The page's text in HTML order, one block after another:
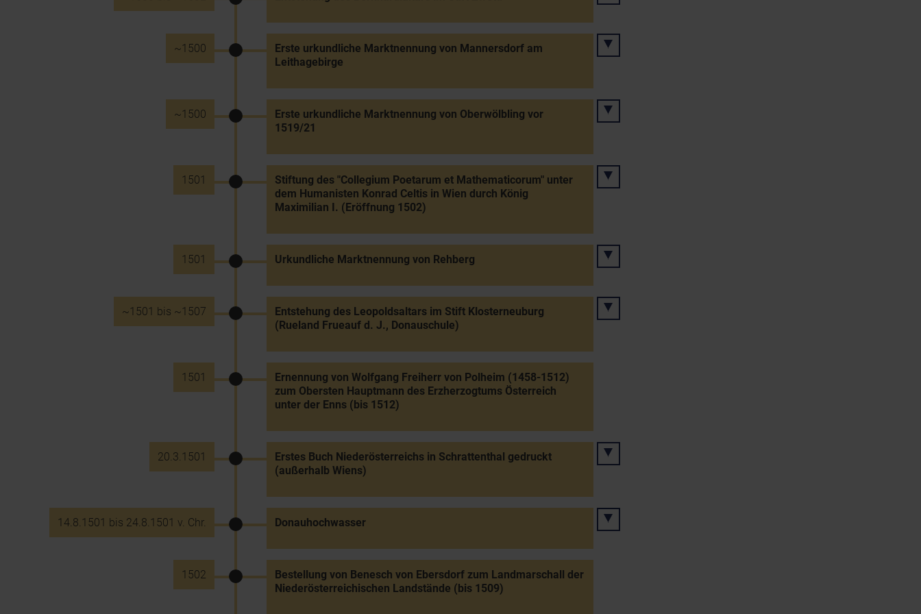
~1500
Erste urkundliche Marktnennung von Mannersdorf am
Leithagebirge
~1500
Erste urkundliche Marktnennung von Oberwölbling vor
1519/21
1501
Stiftung des "Collegium Poetarum et Mathematicorum" unter
dem Humanisten Konrad Celtis in Wien durch König
Maximilian I. (Eröffnung 1502)
1501 Urkundliche Marktnennung von Rehberg
~1501 bis ~1507
Entstehung des Leopoldsaltars im Stift Klosterneuburg
(Rueland Frueauf d. J., Donauschule)
1501
Ernennung von Wolfgang Freiherr von Polheim (1458-1512)
zum Obersten Hauptmann des Erzherzogtums Österreich
unter der Enns (bis 1512)
20.3.1501
Erstes Buch Niederösterreichs in Schrattenthal gedruckt
(außerhalb Wiens)
14.8.1501 bis 24.8.1501 v. Chr. Donauhochwasser
1502
Bestellung von Benesch von Ebersdorf zum Landmarschall der
Niederösterreichischen Landstände (bis 1509)